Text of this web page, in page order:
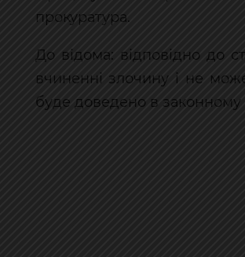
прокуратура.
До відома: відповідно до
вчиненні злочину і не
буде доведено в